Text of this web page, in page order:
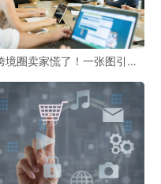
也很高，说明问题具有普
4年多的头部卖家也未能
采购为主的新手卖家来
境圈卖家慌了！一张图引爆
踩！